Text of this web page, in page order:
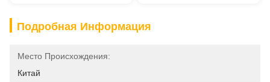
Подробная Информация
Место Происхождения:
Китай